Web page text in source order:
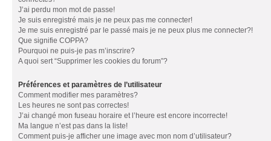
J’ai perdu mon mot de passe!
Je suis enregistré mais je ne peux pas me connecter!
Je me suis enregistré par le passé mais je ne peux plus me connecter?!
Que signifie COPPA?
Pourquoi ne puis-je pas m’inscrire?
A quoi sert “Supprimer les cookies du forum”?
Préférences et paramètres de l’utilisateur
Comment modifier mes paramètres?
Les heures ne sont pas correctes!
J’ai changé mon fuseau horaire et l’heure est encore incorrecte!
Ma langue n’est pas dans la liste!
Comment puis-je afficher une image avec mon nom d’utilisateur?